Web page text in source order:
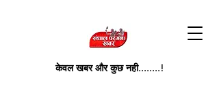
केवल खबर और कुछ नही........!